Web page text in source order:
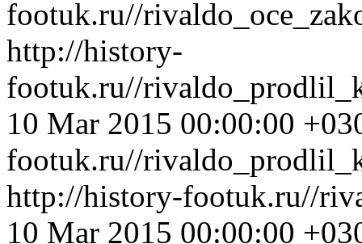
footuk.ru//
http://history-
footuk.ru//
10 Mar 2015 00:00:00
footuk.ru//
http://history-footuk.ru//
10 Mar 2015 00:00:00